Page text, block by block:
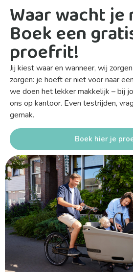
Waar wacht je
Boek een
proefrit!
Jij kiest waar en wanneer, wij
zorgen: je hoeft er niet voor naar
we doen het lekker makkelijk – bij
ons op kantoor. Even testrijden,
gemak.
Boek hier je